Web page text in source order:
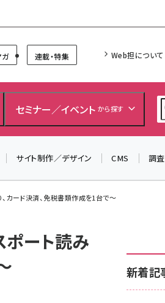
ガ 連載・特集 Web担について
セミナー／イベント から探す
サイト制作／デザイン CMS 調
カード決済、免税書類作成を1台で～
ート読み
新着記